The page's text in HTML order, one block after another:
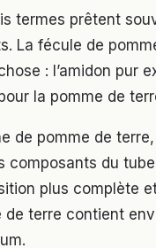
termes prêtent
La fécule de
: l’amidon pur
la pomme de
de pomme de
composants du
plus complète
de terre contient